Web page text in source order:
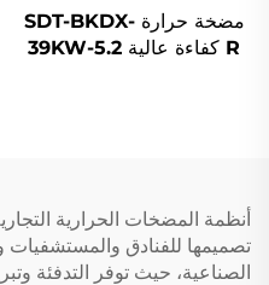
مضخة حرارة SDT-BKDX-
R كفاءة عالية 5.2-39KW
أنظمة المضخات الحرارية
تصميمها للفنادق
الصناعية، حيث توفر التدفئة